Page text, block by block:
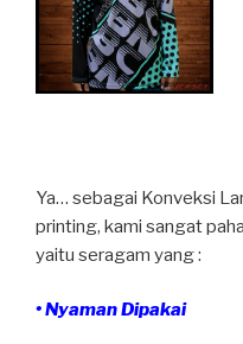
Ya… sebagai Konveksi
printing, kami sangat
yaitu seragam yang :
• Nyaman Dipakai